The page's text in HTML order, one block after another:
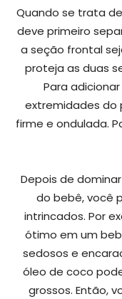
Quando se trata
deve primeiro
a seção frontal
proteja as duas
Para
extremidades do
firme e ondulada.
Depois de
do bebê, você
intrincados. Por
ótimo em um
sedosos e
óleo de coco
grossos. Então,